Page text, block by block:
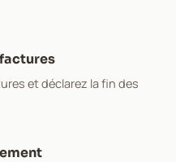
et déclarez la fin des